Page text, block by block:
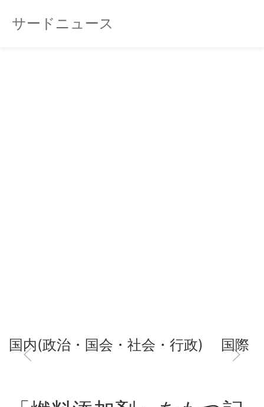
サードニュース
国内(政治・国会・社会・行政) 国際